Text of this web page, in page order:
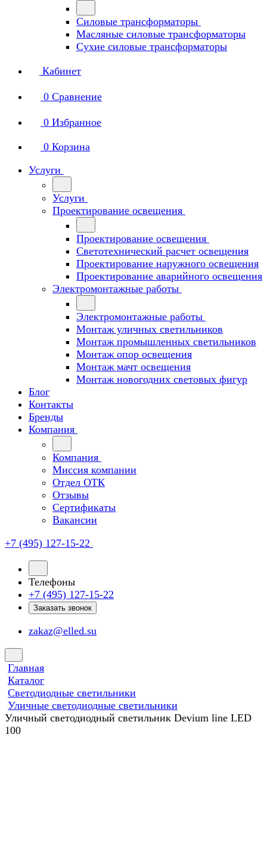
Силовые трансформаторы
Масляные силовые трансформаторы
Сухие силовые трансформаторы
Кабинет
0 Сравнение
0 Избранное
0 Корзина
Услуги
Услуги
Проектирование освещения
Проектирование освещения
Светотехнический расчет освещения
Проектирование наружного освещения
Проектирование аварийного освещения
Электромонтажные работы
Электромонтажные работы
Монтаж уличных светильников
Монтаж промышленных светильников
Монтаж опор освещения
Монтаж мачт освещения
Монтаж новогодних световых фигур
Блог
Контакты
Бренды
Компания
Компания
Миссия компании
Отдел ОТК
Отзывы
Сертификаты
Вакансии
+7 (495) 127-15-22
Телефоны
+7 (495) 127-15-22
Заказать звонок
zakaz@elled.su
Главная
Каталог
Светодиодные светильники
Уличные светодиодные светильники
Уличный светодиодный светильник Devium line LED
100